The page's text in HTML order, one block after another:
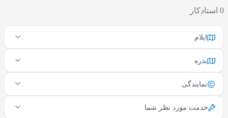
0 استادکار
ایلام
بدره
نمایندگی
خدمت مورد نظر شما